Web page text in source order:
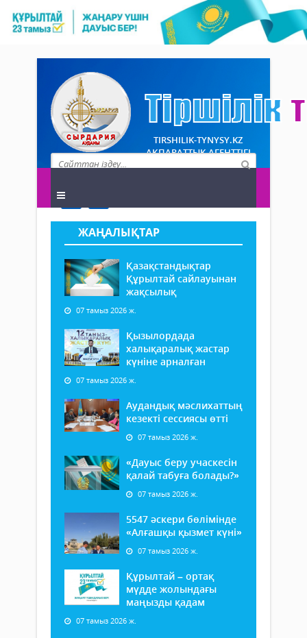
TIRSHILIK-TYNYSY.KZ
АҚПАРАТТЫҚ АГЕНТТІГІ
ЖАҢАЛЫҚТАР
Қазақстандықтар
Құрылтай сайлауынан
жақсылық
07 тамыз 2026 ж.
Қызылордада
халықаралық жастар
күніне арналған
07 тамыз 2026 ж.
Аудандық мәслихаттың
кезекті сессиясы өтті
07 тамыз 2026 ж.
«Дауыс беру учаскесін
қалай табуға болады?»
07 тамыз 2026 ж.
5547 әскери бөлімінде
«Алғашқы қызмет күні»
07 тамыз 2026 ж.
Құрылтай – ортақ
мүдде жолындағы
маңызды қадам
07 тамыз 2026 ж.